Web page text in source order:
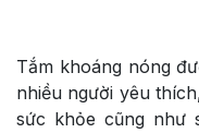
Tắm khoáng nóng
nhiều người yêu
sức khỏe cũng như